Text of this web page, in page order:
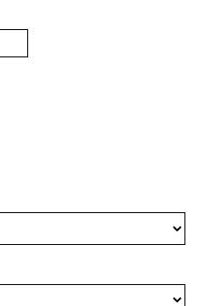
Jahr veröffentlicht wurden